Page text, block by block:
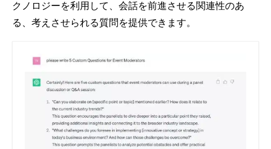
クノロジーを利用して、会話を前進させる関連性のあ
る、考えさせられる質問を提供できます。